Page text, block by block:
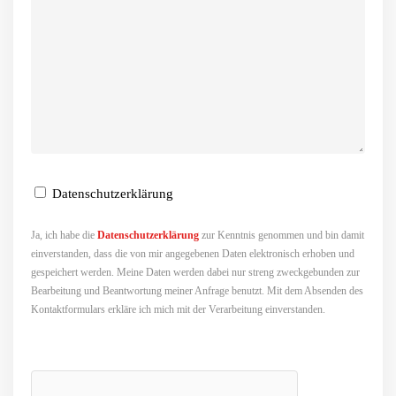
Datenschutzerklärung
Ja, ich habe die Datenschutzerklärung zur Kenntnis genommen und bin damit
einverstanden, dass die von mir angegebenen Daten elektronisch erhoben und
gespeichert werden. Meine Daten werden dabei nur streng zweckgebunden zur
Bearbeitung und Beantwortung meiner Anfrage benutzt. Mit dem Absenden des
Kontaktformulars erkläre ich mich mit der Verarbeitung einverstanden.